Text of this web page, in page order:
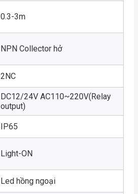
0.3-3m
NPN Collector hở
2NC
DC12/24V AC110~220V(Relay
output)
IP65
Light-ON
Led hồng ngoại